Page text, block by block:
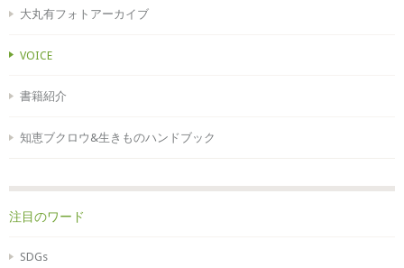
大丸有フォトアーカイブ
VOICE
書籍紹介
知恵ブクロウ&生きものハンドブック
注目のワード
SDGs